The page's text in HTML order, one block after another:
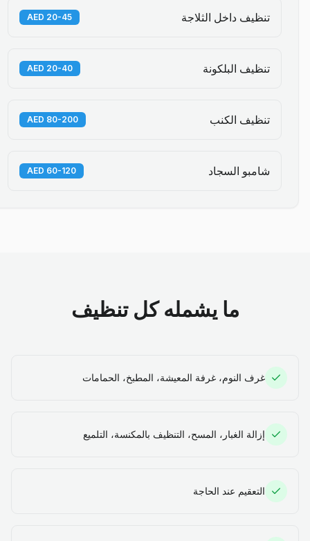
تنظيف داخل الثلاجة 20-45 AED
تنظيف البلكونة 20-40 AED
تنظيف الكنب 80-200 AED
شامبو السجاد 60-120 AED
ما يشمله كل تنظيف
غرف النوم، غرفة المعيشة، المطبخ، الحمامات
إزالة الغبار، المسح، التنظيف بالمكنسة، التلميع
التعقيم عند الحاجة